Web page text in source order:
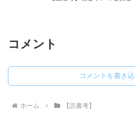
コメント
コメントを書き
ホーム 【読書考】